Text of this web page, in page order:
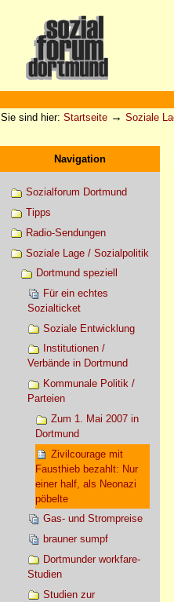
Werkzeuge
Sie sind hier: Startseite → Soziale
Navigation
Sozialforum Dortmund
Tipps
Radio-Sendungen
Soziale Lage / Sozialpolitik
Dortmund speziell
Für ein echtes
Sozialticket
Soziale Entwicklung
Institutionen /
Verbände in Dortmund
Kommunale Politik /
Parteien
Zum 1. Mai 2007 in
Dortmund
Zivilcourage mit
Fausthieb bezahlt: Nur
einer half, als Neonazi
pöbelte
Gas- und Strompreise
brauner sumpf
Dortmunder workfare-
Studien
Studien zur